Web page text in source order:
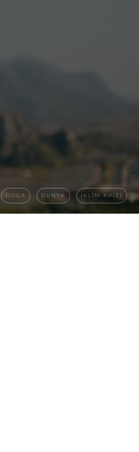
DOGA DUNYA IKLIM KRIZI